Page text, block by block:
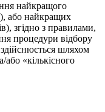
найкращого
або найкращих
згідно з правилами,
процедури відбору
шляхом
або «кількісного